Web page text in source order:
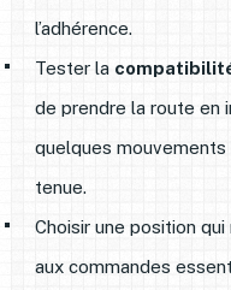
l’adhérence.
Tester la
de prendre la route en
quelques mouvements
tenue.
Choisir une position qui
aux commandes